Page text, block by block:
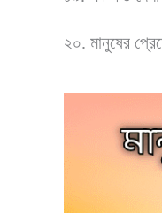
২০. মানুষের